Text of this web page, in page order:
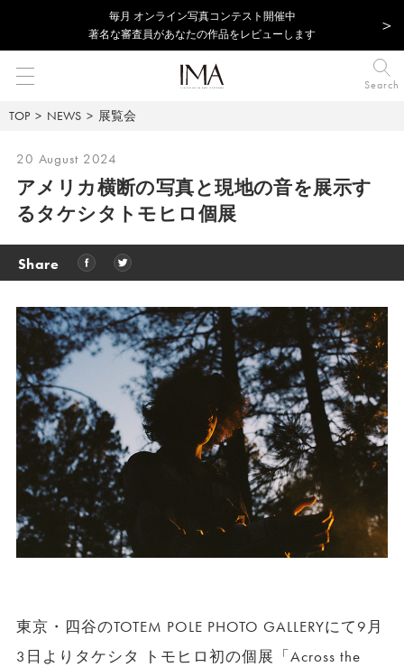
毎⽉ オンライン写真コンテスト開催中
著名な審査員があなたの作品をレビューします
Search
TOP NEWS 展覧会
20 August 2024
アメリカ横断の写真と現地の音を展示す
るタケシタトモヒロ個展
Share
東京・四谷のTOTEM POLE PHOTO GALLERYにて9月
3日よりタケシタ トモヒロ初の個展「Across the